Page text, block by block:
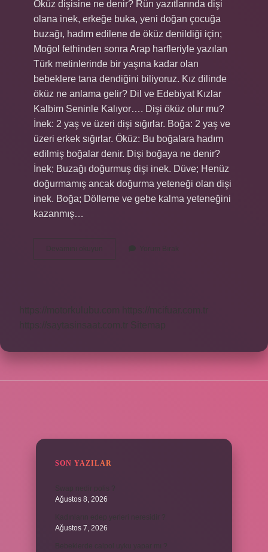
Öküz dişisine ne denir? Rün yazıtlarında dişi
olana inek, erkeğe buka, yeni doğan çocuğa
buzağı, hadım edilene de öküz denildiği için;
Moğol fethinden sonra Arap harfleriyle yazılan
Türk metinlerinde bir yaşına kadar olan
bebeklere tana dendiğini biliyoruz. Kız dilinde
öküz ne anlama gelir? Dil ve Edebiyat Kızlar
Kalbim Seninle Kalıyor…. Dişi öküz olur mu?
İnek: 2 yaş ve üzeri dişi sığırlar. Boğa: 2 yaş ve
üzeri erkek sığırlar. Öküz: Bu boğalara hadım
edilmiş boğalar denir. Dişi boğaya ne denir?
İnek; Buzağı doğurmuş dişi inek. Düve; Henüz
doğurmamış ancak doğurma yeteneği olan dişi
inek. Boğa; Dölleme ve gebe kalma yeteneğini
kazanmış…
Devamını okuyun
Öküz
Yorum Bırak
https://motorkulubu.com
https://mcifuar.com.tr
https://saytasinsaat.com.tr Sitemap
SON YAZILAR
Ağustos 8, 2026
Ağustos 7, 2026